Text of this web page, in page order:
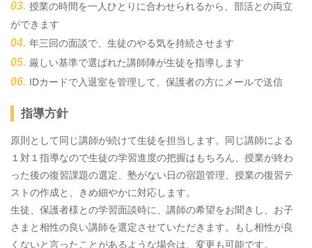
授業の時間を一人ひとりに合わせられるから、部活との両立
ができます
年三回の面談で、生徒のやる気を持続させます
厳しい基準で選ばれた講師陣が生徒を指導します
IDカードで入退室を管理して、保護者の方にメールで送信
指導方針
原則として同じ講師が続けて生徒を担当します。同じ講師による
１対１指導なので生徒の学習進度の把握はもちろん、授業が終わ
った後の復習課題の選定、塾がない日の宿題管理、授業の復習テ
ストの作成と、きめ細やかに対応します。
生徒、保護者様との学習面談時に、講師の希望をお聞きし、お子
さまと相性の良い講師を選定させていただきます。もし相性が良
くないと言ったことがあるような場合は、変更も可能です。